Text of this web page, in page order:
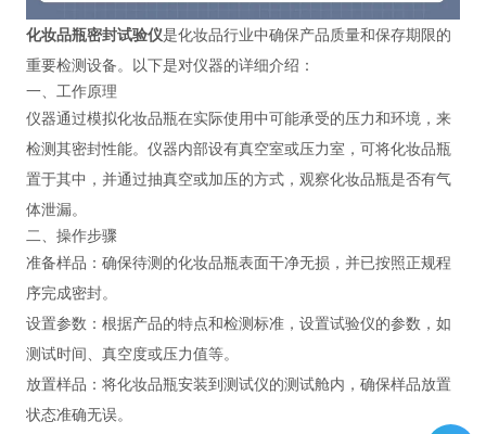
化妆品瓶密封试验仪是化妆品行业中确保产品质量和保存期限的
重要检测设备。以下是对仪器的详细介绍：
一、工作原理
仪器通过模拟化妆品瓶在实际使用中可能承受的压力和环境，来
检测其密封性能。仪器内部设有真空室或压力室，可将化妆品瓶
置于其中，并通过抽真空或加压的方式，观察化妆品瓶是否有气
体泄漏。
二、操作步骤
‌准备样品‌：确保待测的化妆品瓶表面干净无损，并已按照正规程
序完成密封。
‌设置参数‌：根据产品的特点和检测标准，设置试验仪的参数，如
测试时间、真空度或压力值等。
‌放置样品‌：将化妆品瓶安装到测试仪的测试舱内，确保样品放置
状态准确无误。